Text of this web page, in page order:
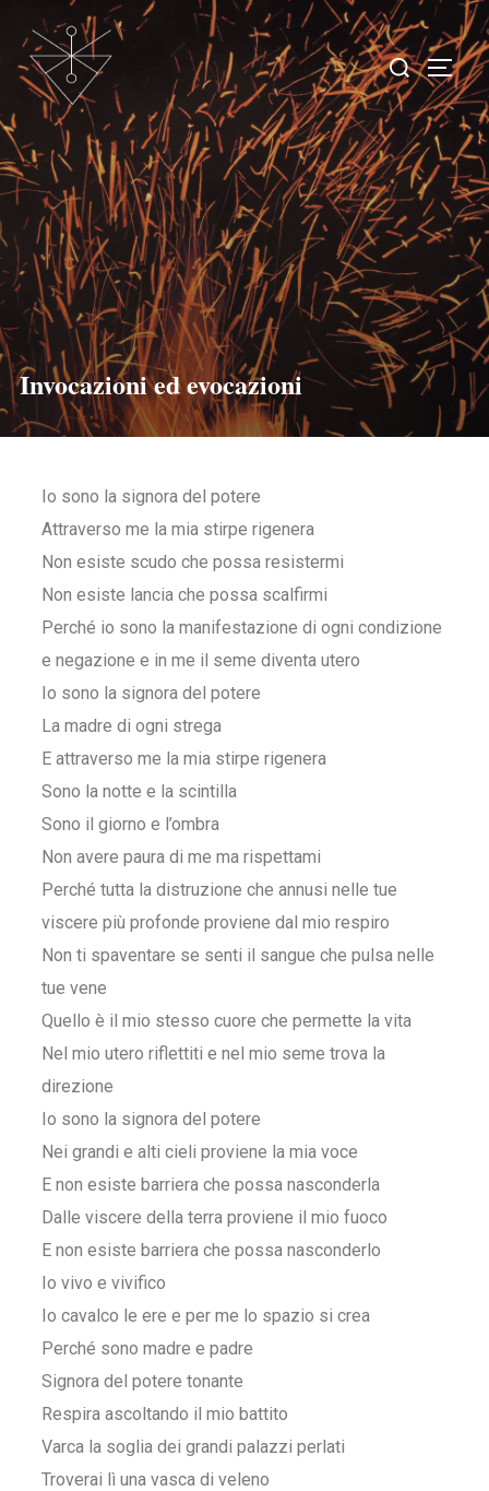
Invocazioni ed evocazioni
Io sono la signora del potere
Attraverso me la mia stirpe rigenera
Non esiste scudo che possa resistermi
Non esiste lancia che possa scalfirmi
Perché io sono la manifestazione di ogni condizione
e negazione e in me il seme diventa utero
Io sono la signora del potere
La madre di ogni strega
E attraverso me la mia stirpe rigenera
Sono la notte e la scintilla
Sono il giorno e l’ombra
Non avere paura di me ma rispettami
Perché tutta la distruzione che annusi nelle tue
viscere più profonde proviene dal mio respiro
Non ti spaventare se senti il sangue che pulsa nelle
tue vene
Quello è il mio stesso cuore che permette la vita
Nel mio utero riflettiti e nel mio seme trova la
direzione
Io sono la signora del potere
Nei grandi e alti cieli proviene la mia voce
E non esiste barriera che possa nasconderla
Dalle viscere della terra proviene il mio fuoco
E non esiste barriera che possa nasconderlo
Io vivo e vivifico
Io cavalco le ere e per me lo spazio si crea
Perché sono madre e padre
Signora del potere tonante
Respira ascoltando il mio battito
Varca la soglia dei grandi palazzi perlati
Troverai lì una vasca di veleno